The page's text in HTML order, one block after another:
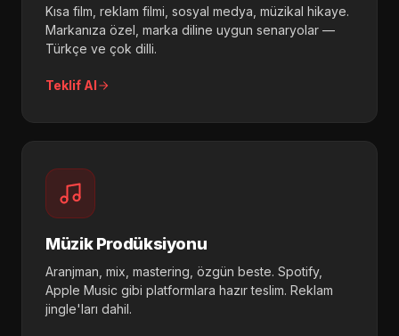
Kısa film, reklam filmi, sosyal medya, müzikal hikaye.
Markanıza özel, marka diline uygun senaryolar —
Türkçe ve çok dilli.
Teklif Al
Müzik Prodüksiyonu
Aranjman, mix, mastering, özgün beste. Spotify,
Apple Music gibi platformlara hazır teslim. Reklam
jingle'ları dahil.